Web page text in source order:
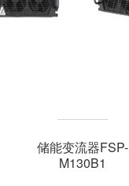
储能变流器FSP-
M130B1